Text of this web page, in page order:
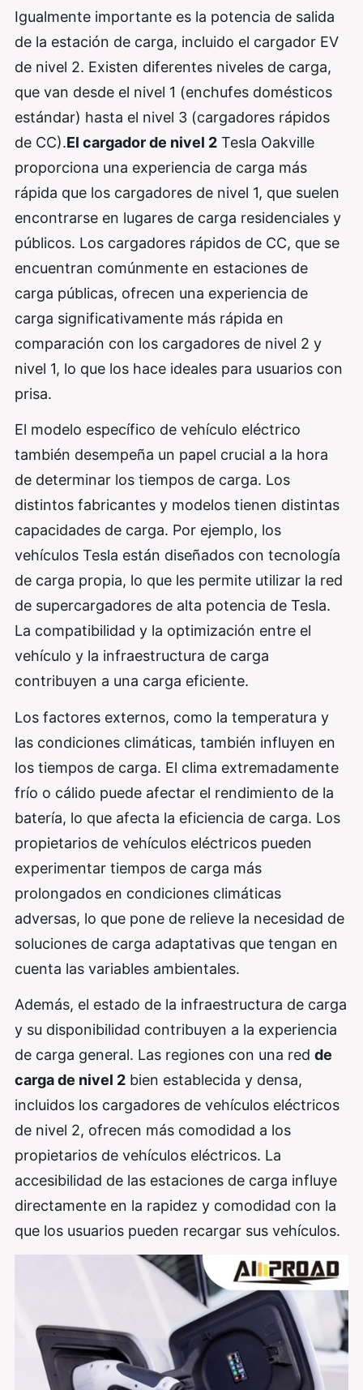
Igualmente importante es la potencia de salida
de la estación de carga, incluido el cargador EV
de nivel 2. Existen diferentes niveles de carga,
que van desde el nivel 1 (enchufes domésticos
estándar) hasta el nivel 3 (cargadores rápidos
de CC).El cargador de nivel 2 Tesla Oakville
proporciona una experiencia de carga más
rápida que los cargadores de nivel 1, que suelen
encontrarse en lugares de carga residenciales y
públicos. Los cargadores rápidos de CC, que se
encuentran comúnmente en estaciones de
carga públicas, ofrecen una experiencia de
carga significativamente más rápida en
comparación con los cargadores de nivel 2 y
nivel 1, lo que los hace ideales para usuarios con
prisa.
El modelo específico de vehículo eléctrico
también desempeña un papel crucial a la hora
de determinar los tiempos de carga. Los
distintos fabricantes y modelos tienen distintas
capacidades de carga. Por ejemplo, los
vehículos Tesla están diseñados con tecnología
de carga propia, lo que les permite utilizar la red
de supercargadores de alta potencia de Tesla.
La compatibilidad y la optimización entre el
vehículo y la infraestructura de carga
contribuyen a una carga eficiente.
Los factores externos, como la temperatura y
las condiciones climáticas, también influyen en
los tiempos de carga. El clima extremadamente
frío o cálido puede afectar el rendimiento de la
batería, lo que afecta la eficiencia de carga. Los
propietarios de vehículos eléctricos pueden
experimentar tiempos de carga más
prolongados en condiciones climáticas
adversas, lo que pone de relieve la necesidad de
soluciones de carga adaptativas que tengan en
cuenta las variables ambientales.
Además, el estado de la infraestructura de carga
y su disponibilidad contribuyen a la experiencia
de carga general. Las regiones con una red de
carga de nivel 2 bien establecida y densa,
incluidos los cargadores de vehículos eléctricos
de nivel 2, ofrecen más comodidad a los
propietarios de vehículos eléctricos. La
accesibilidad de las estaciones de carga influye
directamente en la rapidez y comodidad con la
que los usuarios pueden recargar sus vehículos.